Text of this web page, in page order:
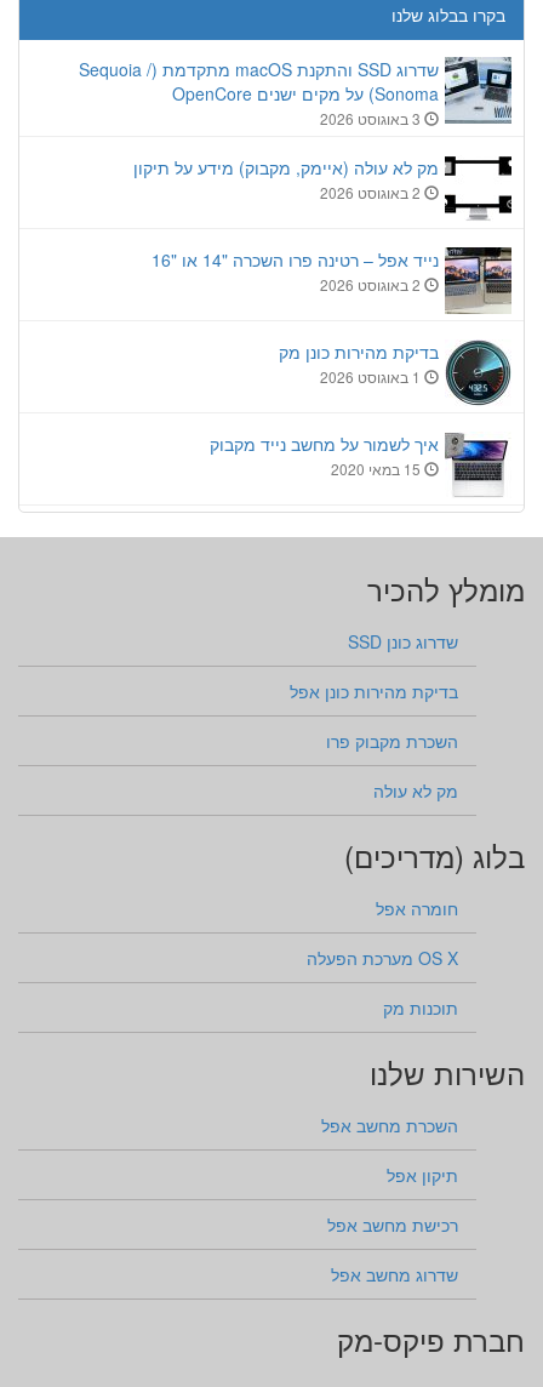
בקרו בבלוג שלנו
שדרוג SSD והתקנת macOS מתקדמת (Sequoia /
Sonoma) על מקים ישנים OpenCore
מק לא עולה (איימק, מקבוק) מידע על תיקון
נייד אפל – רטינה פרו השכרה "14 או "16
בדיקת מהירות כונן מק
איך לשמור על מחשב נייד מקבוק
מומלץ להכיר
שדרוג כונן SSD
בדיקת מהירות כונן אפל
השכרת מקבוק פרו
מק לא עולה
בלוג (מדריכים)
חומרה אפל
OS X מערכת הפעלה
תוכנות מק
השירות שלנו
השכרת מחשב אפל
תיקון אפל
רכישת מחשב אפל
שדרוג מחשב אפל
חברת פיקס-מק